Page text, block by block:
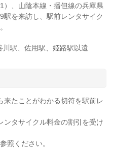
）、山陰本線・播但線の兵庫県
駅を来訪し、駅前レンタサイク
駅、佐用駅、姫路駅以遠
来たことがわかる切符を駅前レ
ンタサイクル料金の割引を受け
照ください。